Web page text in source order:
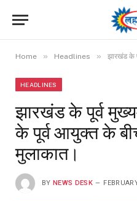
Home » Headlines » झारखंड के पूर्व
HEADLINES
झारखंड के पूर्व
के पूर्व आयुक्त के
मुलाकात।
BY NEWS DESK